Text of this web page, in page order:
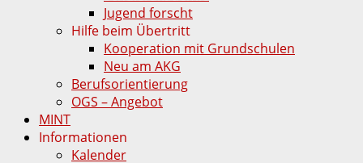
Jugend forscht
Hilfe beim Übertritt
Kooperation mit Grundschulen
Neu am AKG
Berufsorientierung
OGS – Angebot
MINT
Informationen
Kalender